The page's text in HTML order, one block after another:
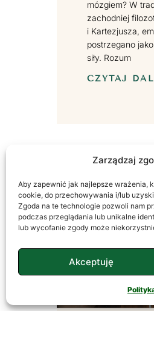
Zarządzaj
Aby zapewnić jak najlepsze wrażenia,
cookie, do przechowywania i/lub
Zgoda na te technologie pozwoli nam
podczas przeglądania lub unikalne
lub wycofanie zgody może
Akceptuję
mózgiem? W
zachodniej
i Kartezjusza,
postrzegano
siły. Rozum
CZYTAJ